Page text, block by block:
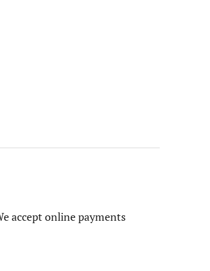
accept online payments